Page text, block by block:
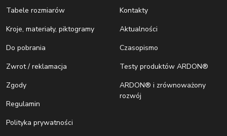
Tabele rozmiarów
Kroje, materiały, piktogramy
Do pobrania
Zwrot / reklamacja
Zgody
Regulamin
Polityka prywatności
Kontakty
Aktualności
Czasopismo
Testy produktów ARDON®
ARDON® i zrównoważony
rozwój